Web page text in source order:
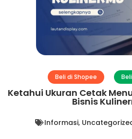
Beli di Shopee
Ketahui Ukuran Cetak
Bisnis
Informasi,